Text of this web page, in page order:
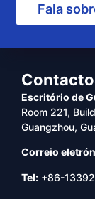
Fala
Escritório de
Room 221,
Guangzhou,
Correio
Tel: +86-